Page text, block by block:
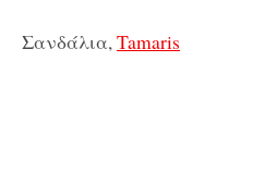
Σανδάλια,Tamaris